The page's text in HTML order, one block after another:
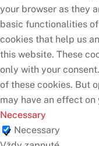
your browser as they
basic functionalities
cookies that help us
this website. These
only with your
of these cookies. But
may have an effect
Necessary
Necessary